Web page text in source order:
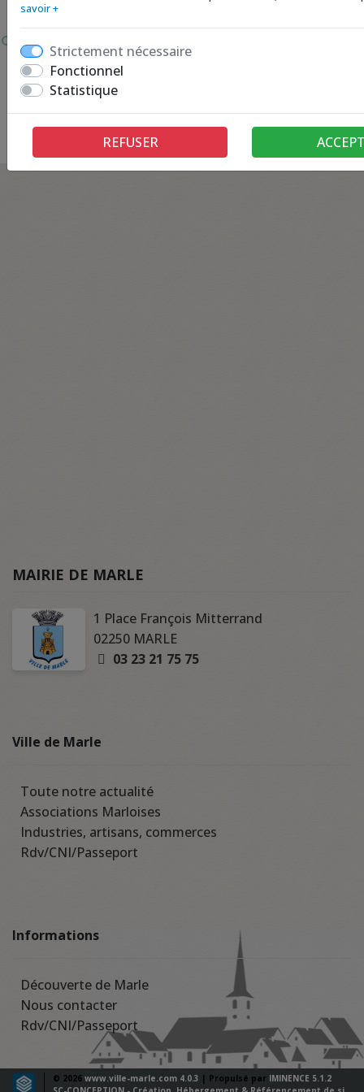
savoir +
Strictement nécessaire
Fonctionnel
Statistique
REFUSER
Retour à la page précédente
MAIRIE DE MARLE
1 Place François Mitterrand
02250 MARLE
03 23 21 75 75
Ville de Marle
Toute notre actualité
Associations Marloises
Industries, artisans, commerces
Rdv/CNI/Passeport
Informations
Découverte de Marle
Nous contacter
Rdv/CNI/Passeport
© 2026 www.ville-marle.com 4.0.3 | Propulsé par IMINENCE 5.1.2